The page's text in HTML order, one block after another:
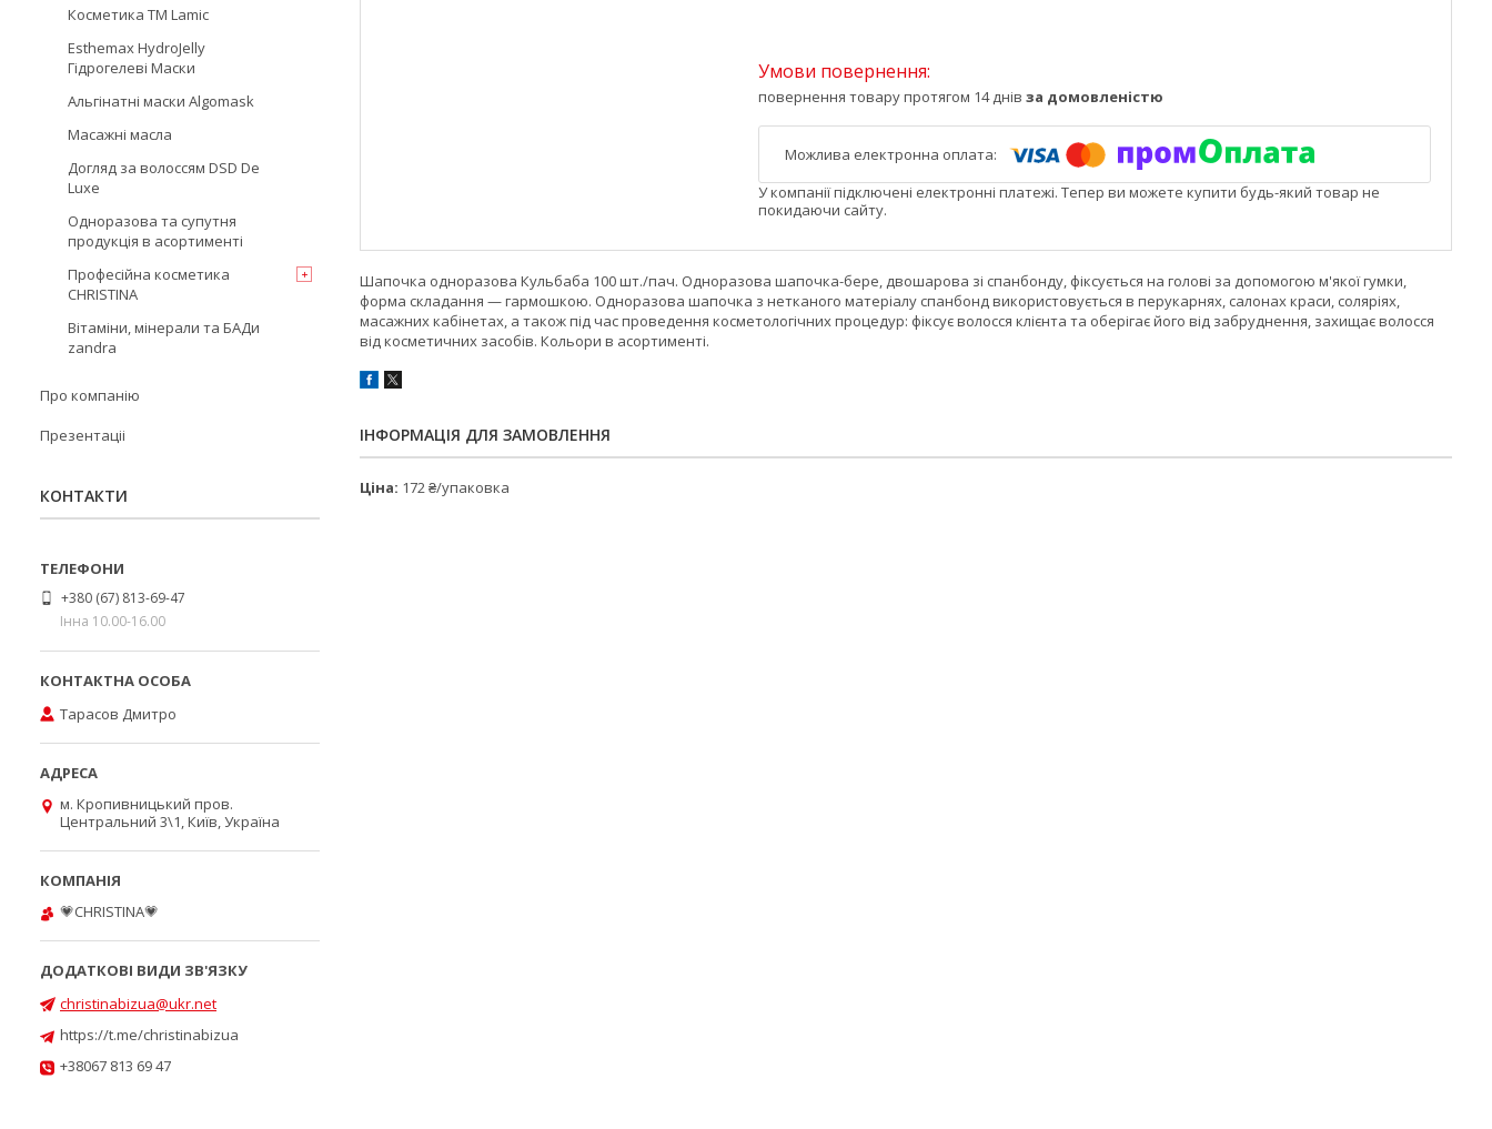
повернення товару протягом 14 днів за домовленістю
У компанії підключені електронні платежі. Тепер ви можете купити будь-який товар не
покидаючи сайту.
Шапочка одноразова Кульбаба 100 шт./пач. Одноразова шапочка-бере, двошарова зі спанбонду, фіксується на голові за допомогою м'якої гумки,
форма складання — гармошкою. Одноразова шапочка з нетканого матеріалу спанбонд використовується в перукарнях, салонах краси, соляріях,
масажних кабінетах, а також під час проведення косметологічних процедур: фіксує волосся клієнта та оберігає його від забруднення, захищає волосся
від косметичних засобів. Кольори в асортименті.
ІНФОРМАЦІЯ ДЛЯ ЗАМОВЛЕННЯ
Ціна: 172 ₴/упаковка
Косметика TM Lamic
Esthemax HydroJelly
Гідрогелеві Маски
Альгінатні маски Algomask
Масажні масла
Догляд за волоссям DSD De
Luxe
Одноразова та супутня
продукція в асортименті
Професійна косметика
CHRISTINA
Вітаміни, мінерали та БАДи
zandra
Про компанію
Презентаціі
КОНТАКТИ
+380 (67) 813-69-47
Інна 10.00-16.00
Тарасов Дмитро
м. Кропивницький пров.
Центральний 3\1, Київ, Україна
💗CHRISTINA💗
christinabizua@ukr.net
https://t.me/christinabizua
+38067 813 69 47